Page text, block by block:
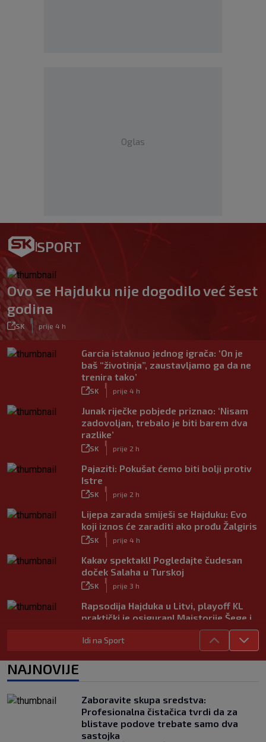
Oglas
SPORT
Ovo se Hajduku nije dogodilo već šest
godina
SK prije 4 h
Garcia istaknuo jednog igrača: ‘On je
baš “životinja”, zaustavljamo ga da ne
trenira tako’
SK prije 4 h
Junak riječke pobjede priznao: ‘Nisam
zadovoljan, trebalo je biti barem dva
razlike’
SK prije 2 h
Pajaziti: Pokušat ćemo biti bolji protiv
Istre
SK prije 2 h
Lijepa zarada smiješi se Hajduku: Evo
koji iznos će zaraditi ako prođu Žalgiris
SK prije 4 h
Kakav spektakl! Pogledajte čudesan
doček Salaha u Turskoj
SK prije 3 h
Rapsodija Hajduka u Litvi, playoff KL
praktički je osiguran! Majstorije Šege i
SK
|
prije 8 h
Neočekivani problemi za Dinamo:
Rijeka u Finsku nosi minimalnu
prednost, bivši vratar Dinama spriječio
veću razliku
Idi na Sport
NAJNOVIJE
Zaboravite skupa sredstva:
Profesionalna čistačica tvrdi da za
blistave podove trebate samo dva
sastojka